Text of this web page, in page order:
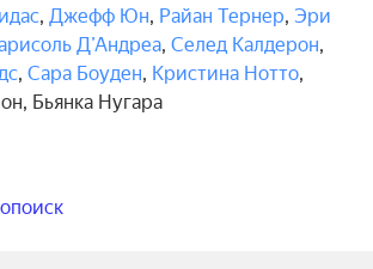
, Джефф Юн, Райан Тернер, Эри
Д’Андреа, Селед Калдерон,
, Сара Боуден, Кристина Нотто,
, Бьянка Нугара